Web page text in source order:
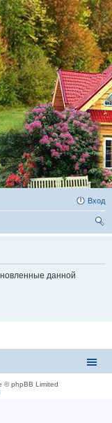
Вход
данной
© phpBB Limited